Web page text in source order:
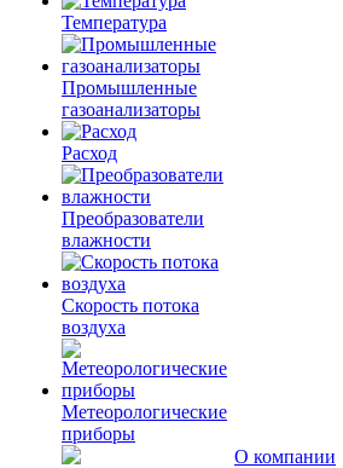
Температура
Промышленные
газоанализаторы
Расход
Преобразователи
влажности
Скорость потока
воздуха
Метеорологические
приборы
О компании